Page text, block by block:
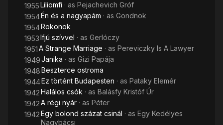
1955Liliomfi · as Pejachevich Gróf
1954Én és a nagyapám · as Gondnok
1954Rokonok
1953Ifjú szívvel · as Gerlóczy
1951A Strange Marriage · as Pereviczky Is A Lawyer
1949Janika · as Gizi Papája
1948Beszterce ostroma
1944Ez történt Budapesten · as Pataky Elemér
1942Halálos csók · as Balásfy Kristóf Úr
1942A régi nyár · as Péter
1942Egy bolond százat csinál · as Egy Kedélyes
Nagybácsi